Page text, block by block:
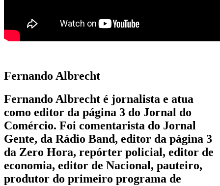
Fernando Albrecht
Fernando Albrecht é jornalista e atua
como editor da página 3 do Jornal do
Comércio. Foi comentarista do Jornal
Gente, da Rádio Band, editor da página 3
da Zero Hora, repórter policial, editor de
economia, editor de Nacional, pauteiro,
produtor do primeiro programa de